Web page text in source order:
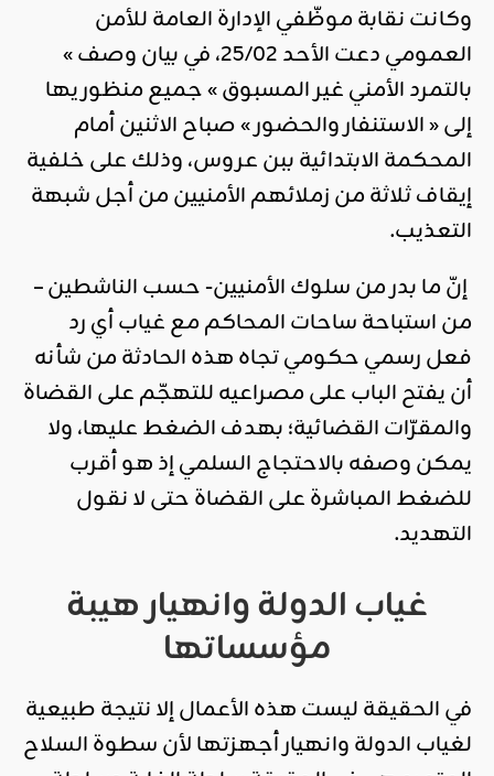
وكانت نقابة موظّفي الإدارة العامة للأمن
العمومي دعت الأحد 25/02، في بيان وصف »
بالتمرد الأمني غير المسبوق » جميع منظوريها
إلى « الاستنفار والحضور » صباح الاثنين أمام
المحكمة الابتدائية ببن عروس، وذلك على خلفية
إيقاف ثلاثة من زملائهم الأمنيين من أجل شبهة
التعذيب.
إنّ ما بدر من سلوك الأمنيين- حسب الناشطين –
من استباحة ساحات المحاكم مع غياب أي رد
فعل رسمي حكومي تجاه هذه الحادثة من شأنه
أن يفتح الباب على مصراعيه للتهجّم على القضاة
والمقرّات القضائية؛ بهدف الضغط عليها، ولا
يمكن وصفه بالاحتجاج السلمي إذ هو أقرب
للضغط المباشرة على القضاة حتى لا نقول
التهديد.
غياب الدولة وانهيار هيبة
مؤسساتها
في الحقيقة ليست هذه الأعمال إلا نتيجة طبيعية
لغياب الدولة وانهيار أجهزتها لأن سطوة السلاح